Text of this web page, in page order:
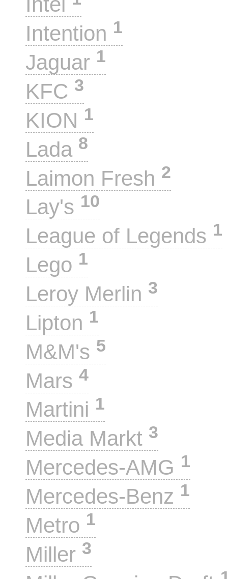
Intention 1
Jaguar 1
KFC 3
KION 1
Lada 8
Laimon Fresh 2
Lay's 10
League of Legends 1
Lego 1
Leroy Merlin 3
Lipton 1
M&M's 5
Mars 4
Martini 1
Media Markt 3
Mercedes-AMG 1
Mercedes-Benz 1
Metro 1
Miller 3